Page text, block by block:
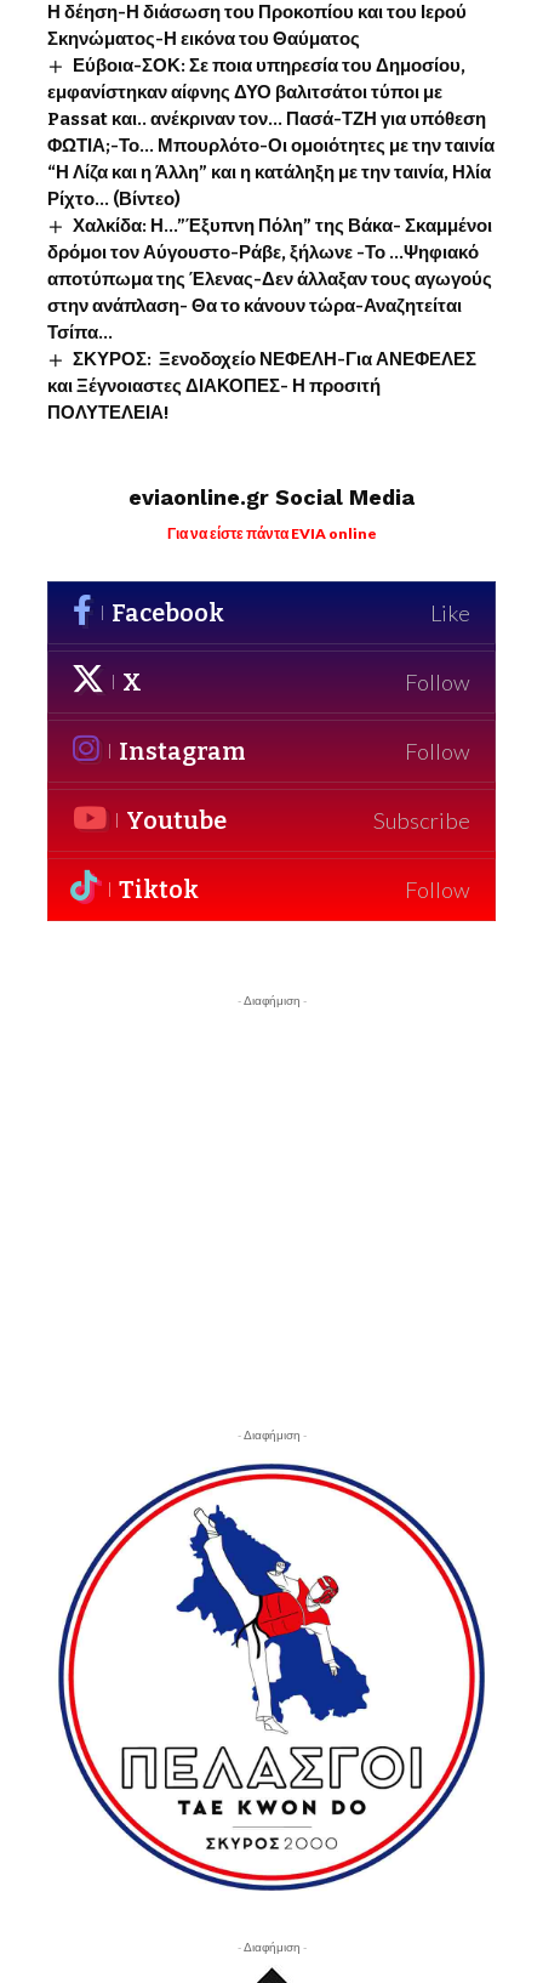
Η δέηση-Η διάσωση του Προκοπίου και του Ιερού
Σκηνώματος-Η εικόνα του Θαύματος
Εύβοια-ΣΟΚ: Σε ποια υπηρεσία του Δημοσίου,
εμφανίστηκαν αίφνης ΔΥΟ βαλιτσάτοι τύποι με
Passat και.. ανέκριναν τον… Πασά-ΤΖΗ για υπόθεση
ΦΩΤΙΑ;-Το… Μπουρλότο-Οι ομοιότητες με την ταινία
“Η Λίζα και η Άλλη” και η κατάληξη με την ταινία, Ηλία
Ρίχτο… (Βίντεο)
Χαλκίδα: Η…”Έξυπνη Πόλη” της Βάκα- Σκαμμένοι
δρόμοι τον Αύγουστο-Ράβε, ξήλωνε -Το …Ψηφιακό
αποτύπωμα της Έλενας-Δεν άλλαξαν τους αγωγούς
στην ανάπλαση- Θα το κάνουν τώρα-Αναζητείται
Τσίπα…
ΣΚΥΡΟΣ: Ξενοδοχείο ΝΕΦΕΛΗ-Για ΑΝΕΦΕΛΕΣ
και Ξέγνοιαστες ΔΙΑΚΟΠΕΣ- Η προσιτή
ΠΟΛΥΤΕΛΕΙΑ!
eviaonline.gr Social Media
Για να είστε πάντα EVIA online
Facebook Like
X Follow
Instagram Follow
Youtube Subscribe
Tiktok Follow
- Διαφήμιση -
- Διαφήμιση -
- Διαφήμιση -